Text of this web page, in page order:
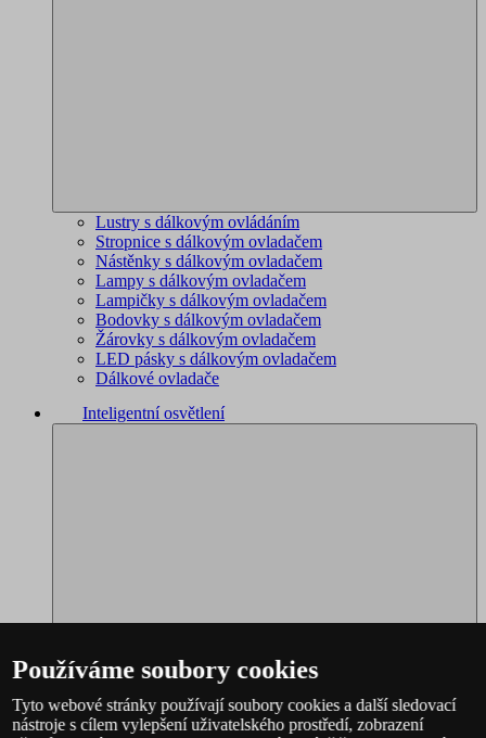
Lustry s dálkovým ovládáním
Stropnice s dálkovým ovladačem
Nástěnky s dálkovým ovladačem
Lampy s dálkovým ovladačem
Lampičky s dálkovým ovladačem
Bodovky s dálkovým ovladačem
Žárovky s dálkovým ovladačem
LED pásky s dálkovým ovladačem
Dálkové ovladače
Inteligentní osvětlení
Používáme soubory cookies
Tyto webové stránky používají soubory cookies a další sledovací
nástroje s cílem vylepšení uživatelského prostředí, zobrazení